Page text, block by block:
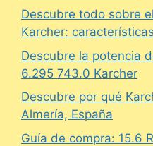
Descubre todo sobre
Karcher:
Descubre la potencia
6.295 743.0 Karcher
Descubre por qué
Almería, España
Guía de compra: 15.6